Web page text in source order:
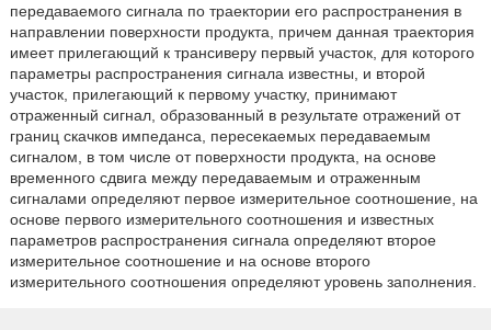
передаваемого сигнала по траектории его распространения в
направлении поверхности продукта, причем данная траектория
имеет прилегающий к трансиверу первый участок, для которого
параметры распространения сигнала известны, и второй
участок, прилегающий к первому участку, принимают
отраженный сигнал, образованный в результате отражений от
границ скачков импеданса, пересекаемых передаваемым
сигналом, в том числе от поверхности продукта, на основе
временного сдвига между передаваемым и отраженным
сигналами определяют первое измерительное соотношение, на
основе первого измерительного соотношения и известных
параметров распространения сигнала определяют второе
измерительное соотношение и на основе второго
измерительного соотношения определяют уровень заполнения.